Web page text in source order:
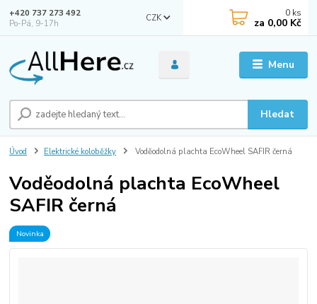
Menu
CZK
Hledat
+420 737 273 492
Po-Pá, 9-17h
0 ks
za 0,00 Kč
Úvod Elektrické koloběžky Voděodolná plachta EcoWheel SAFIR černá
Voděodolná plachta EcoWheel
SAFIR černá
Novinka